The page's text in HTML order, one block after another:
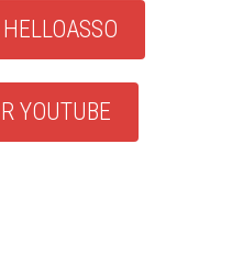
YOUTUBE